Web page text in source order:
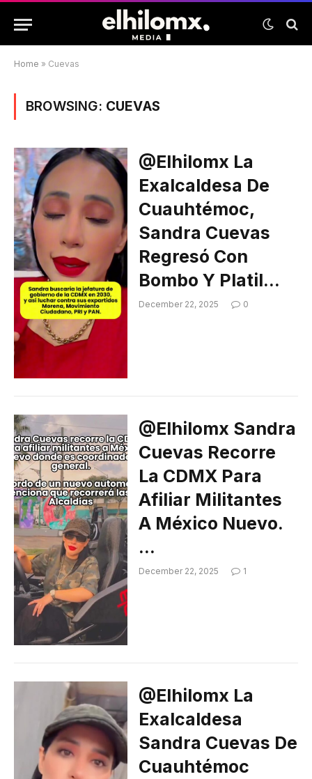
Home » Cuevas
BROWSING: CUEVAS
@elhilomx La
Exalcaldesa De
Cuauhtémoc,
Sandra Cuevas
Regresó Con
Bombo Y Platil…
December 22, 2025 0
@elhilomx Sandra
Cuevas Recorre
La CDMX Para
Afiliar Militantes
A México Nuevo.
…
December 22, 2025 1
@elhilomx La
Exalcaldesa
Sandra Cuevas De
Cuauhtémoc